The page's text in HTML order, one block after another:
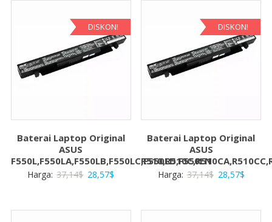
DISKON!
Baterai Laptop Original
ASUS
F550L,F550LA,F550LB,F550LC,F550LD,F550LN
Harga: 37,14$ Harga
28,57$
DISKON!
Baterai Laptop Original
ASUS
Harga: 37,14$ Harga
28,57$Harga